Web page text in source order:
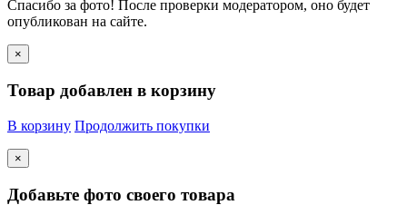
Спасибо за фото! После проверки модератором, оно будет
опубликован на сайте.
×
Товар добавлен в корзину
В корзину Продолжить покупки
×
Добавьте фото своего товара